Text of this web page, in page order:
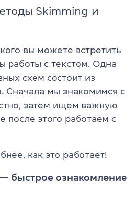
Skimming и
вы можете встретить
работы с текстом. Одна
схем состоит из
Сначала мы знакомимся с
затем ищем важную
этого работаем с
как это работает!
быстрое ознакомление